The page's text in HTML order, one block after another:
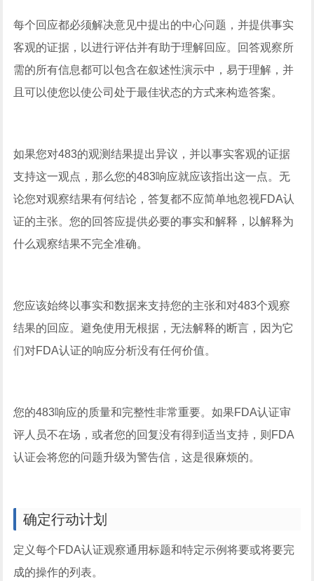
每个回应都必须解决意见中提出的中心问题，并提供事实
客观的证据，以进行评估并有助于理解回应。回答观察所
需的所有信息都可以包含在叙述性演示中，易于理解，并
且可以使您以使公司处于最佳状态的方式来构造答案。
如果您对483的观测结果提出异议，并以事实客观的证据
支持这一观点，那么您的483响应就应该指出这一点。无
论您对观察结果有何结论，答复都不应简单地忽视FDA认
证的主张。您的回答应提供必要的事实和解释，以解释为
什么观察结果不完全准确。
您应该始终以事实和数据来支持您的主张和对483个观察
结果的回应。避免使用无根据，无法解释的断言，因为它
们对FDA认证的响应分析没有任何价值。
您的483响应的质量和完整性非常重要。如果FDA认证审
评人员不在场，或者您的回复没有得到适当支持，则FDA
认证会将您的问题升级为警告信，这是很麻烦的。
确定行动计划
定义每个FDA认证观察通用标题和特定示例将要或将要完
成的操作的列表。